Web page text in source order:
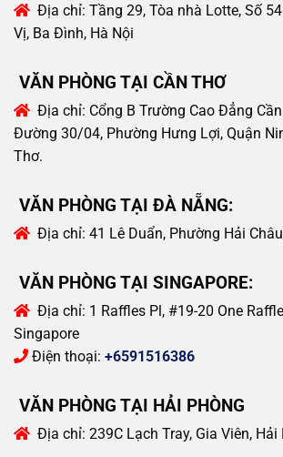
Địa chỉ: Tầng 29, Tòa nhà Lotte, Số
Vị, Ba Đình, Hà Nội
VĂN PHÒNG TẠI CẦN THƠ
Địa chỉ: Cổng B Trường Cao Đẳng
Đường 30/04, Phường Hưng Lợi, Quận
Thơ.
VĂN PHÒNG TẠI ĐÀ NẴNG:
Địa chỉ: 41 Lê Duẩn, Phường Hải
VĂN PHÒNG TẠI SINGAPORE:
Địa chỉ: 1 Raffles Pl, #19-20 One
Singapore
Điện thoại: +6591516386
VĂN PHÒNG TẠI HẢI PHÒNG
Địa chỉ: 239C Lạch Tray, Gia Viên, Hải